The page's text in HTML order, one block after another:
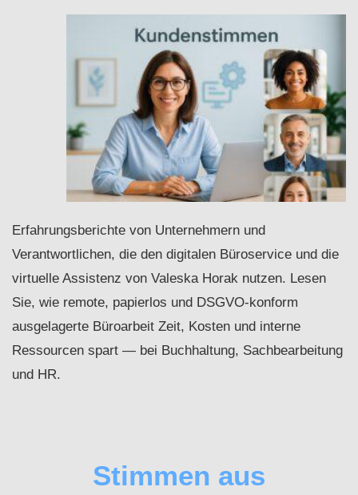
Erfahrungsberichte von Unternehmern und
Verantwortlichen, die den digitalen Büroservice und die
virtuelle Assistenz von Valeska Horak nutzen. Lesen
Sie, wie remote, papierlos und DSGVO‑konform
ausgelagerte Büroarbeit Zeit, Kosten und interne
Ressourcen spart — bei Buchhaltung, Sachbearbeitung
und HR.
Stimmen aus